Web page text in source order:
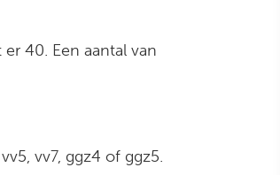
40. Een aantal van
vv7, ggz4 of ggz5.